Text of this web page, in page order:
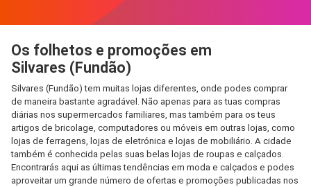
Os folhetos e promoções em
Silvares (Fundão)
Silvares (Fundão) tem muitas lojas diferentes, onde podes comprar
de maneira bastante agradável. Não apenas para as tuas compras
diárias nos supermercados familiares, mas também para os teus
artigos de bricolage, computadores ou móveis em outras lojas, como
lojas de ferragens, lojas de eletrónica e lojas de mobiliário. A cidade
também é conhecida pelas suas belas lojas de roupas e calçados.
Encontrarás aqui as últimas tendências em moda e calçados e podes
aproveitar um grande número de ofertas e promoções publicadas nos